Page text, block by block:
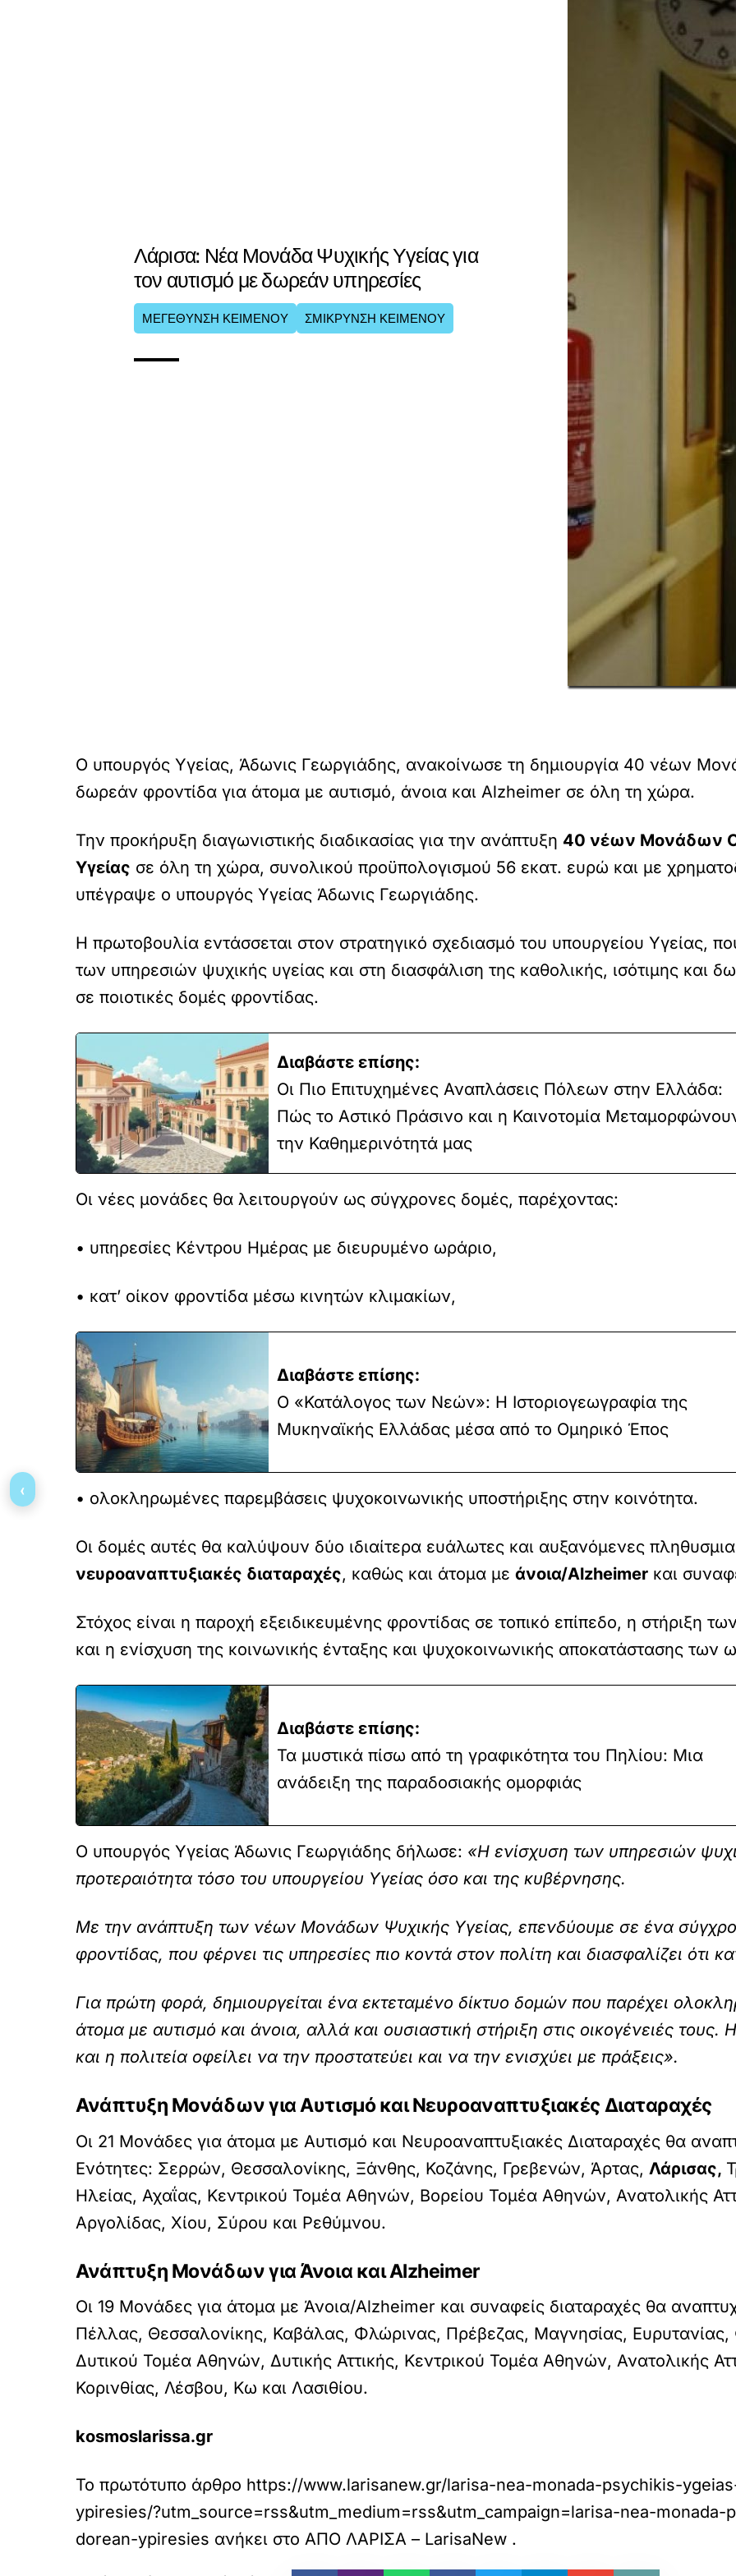
Λάρισα: Νέα Μονάδα Ψυχικής Υγείας για
τον αυτισμό με δωρεάν υπηρεσίες
ΜΕΓΕΘΥΝΣΗ ΚΕΙΜΕΝΟΥ ΣΜΙΚΡΥΝΣΗ ΚΕΙΜΕΝΟΥ
Ο υπουργός Υγείας, Άδωνις Γεωργιάδης, ανακοίνωσε τη δημιουργία 40 νέων
δωρεάν φροντίδα για άτομα με αυτισμό, άνοια και Alzheimer σε όλη τη χώρα.
Την προκήρυξη διαγωνιστικής διαδικασίας για την ανάπτυξη 40 νέων Μονάδων
Υγείας σε όλη τη χώρα, συνολικού προϋπολογισμού 56 εκατ. ευρώ και με
υπέγραψε ο υπουργός Υγείας Άδωνις Γεωργιάδης.
Η πρωτοβουλία εντάσσεται στον στρατηγικό σχεδιασμό του υπουργείου Υγείας,
των υπηρεσιών ψυχικής υγείας και στη διασφάλιση της καθολικής, ισότιμης
σε ποιοτικές δομές φροντίδας.
Διαβάστε επίσης:
Οι Πιο Επιτυχημένες Αναπλάσεις Πόλεων στην Ελλάδα:
Πώς το Αστικό Πράσινο και η Καινοτομία
την Καθημερινότητά μας
Οι νέες μονάδες θα λειτουργούν ως σύγχρονες δομές, παρέχοντας:
• υπηρεσίες Κέντρου Ημέρας με διευρυμένο ωράριο,
• κατ’ οίκον φροντίδα μέσω κινητών κλιμακίων,
Διαβάστε επίσης:
Ο «Κατάλογος των Νεών»: Η Ιστοριογεωγραφία της
Μυκηναϊκής Ελλάδας μέσα από το Ομηρικό Έπος
• ολοκληρωμένες παρεμβάσεις ψυχοκοινωνικής υποστήριξης στην κοινότητα.
Οι δομές αυτές θα καλύψουν δύο ιδιαίτερα ευάλωτες και αυξανόμενες
νευροαναπτυξιακές διαταραχές, καθώς και άτομα με άνοια/Alzheimer και
Στόχος είναι η παροχή εξειδικευμένης φροντίδας σε τοπικό επίπεδο, η στήριξη
και η ενίσχυση της κοινωνικής ένταξης και ψυχοκοινωνικής αποκατάστασης
Διαβάστε επίσης:
Τα μυστικά πίσω από τη γραφικότητα του Πηλίου: Μια
ανάδειξη της παραδοσιακής ομορφιάς
Ο υπουργός Υγείας Άδωνις Γεωργιάδης δήλωσε: «Η ενίσχυση των υπηρεσιών
προτεραιότητα τόσο του υπουργείου Υγείας όσο και της κυβέρνησης.
Με την ανάπτυξη των νέων Μονάδων Ψυχικής Υγείας, επενδύουμε σε ένα
φροντίδας, που φέρνει τις υπηρεσίες πιο κοντά στον πολίτη και διασφαλίζει ότι
Για πρώτη φορά, δημιουργείται ένα εκτεταμένο δίκτυο δομών που παρέχει
άτομα με αυτισμό και άνοια, αλλά και ουσιαστική στήριξη στις οικογένειές τους.
και η πολιτεία οφείλει να την προστατεύει και να την ενισχύει με πράξεις».
Ανάπτυξη Μονάδων για Αυτισμό και Νευροαναπτυξιακές Διαταραχές
Οι 21 Μονάδες για άτομα με Αυτισμό και Νευροαναπτυξιακές Διαταραχές θα
Ενότητες: Σερρών, Θεσσαλονίκης, Ξάνθης, Κοζάνης, Γρεβενών, Άρτας, Λάρισας,
Ηλείας, Αχαΐας, Κεντρικού Τομέα Αθηνών, Βορείου Τομέα Αθηνών, Ανατολικής
Αργολίδας, Χίου, Σύρου και Ρεθύμνου.
Ανάπτυξη Μονάδων για Άνοια και Alzheimer
Οι 19 Μονάδες για άτομα με Άνοια/Alzheimer και συναφείς διαταραχές θα
Πέλλας, Θεσσαλονίκης, Καβάλας, Φλώρινας, Πρέβεζας, Μαγνησίας,
Δυτικού Τομέα Αθηνών, Δυτικής Αττικής, Κεντρικού Τομέα Αθηνών, Ανατολικής
Κορινθίας, Λέσβου, Κω και Λασιθίου.
kosmoslarissa.gr
Το πρωτότυπο άρθρο https://www.larisanew.gr/larisa-nea-monada-psychikis-
ypiresies/?utm_source=rss&utm_medium=rss&utm_campaign=larisa-nea-
dorean-ypiresies ανήκει στο ΑΠΟ ΛΑΡΙΣΑ – LarisaNew .
‹